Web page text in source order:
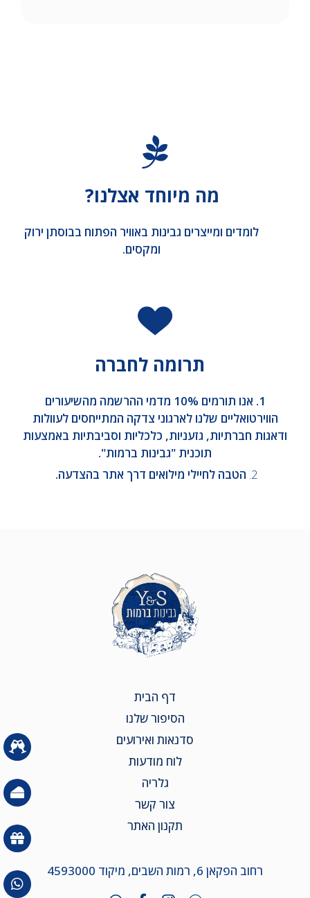
מה מיוחד אצלנו?
לומדים ומייצרים גבינות באוויר הפתוח בבוסתן ירוק
ומקסים.
תרומה לחברה
1. אנו תורמים 10% מדמי ההרשמה מהשיעורים
הווירטואליים שלנו לארגוני צדקה המתייחסים לעוולות
ודאגות חברתיות, גזעניות, כלכליות וסביבתיות באמצעות
תוכנית "גבינות ברמות".
2. הטבה לחיילי מילואים דרך אתר בהצדעה.
דף הבית
הסיפור שלנו
סדנאות ואירועים
לוח מודעות
גלריה
צור קשר
תקנון האתר
רחוב הפקאן 6, רמות השבים, מיקוד 4593000